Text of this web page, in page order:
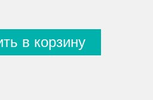
в корзину